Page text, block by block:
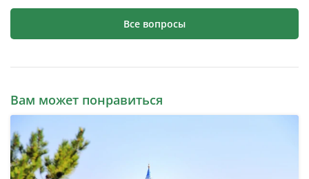
Все вопросы
Вам может понравиться